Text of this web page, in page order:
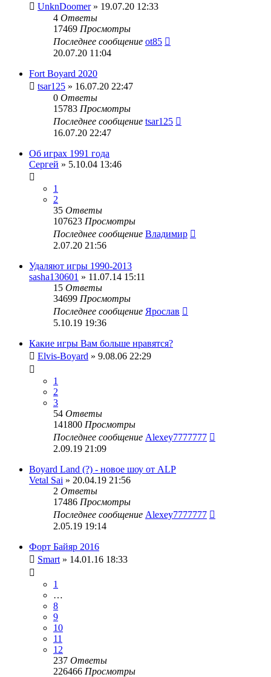
UnknDoomer» 19.07.20 12:33
4 Ответы
17469 Просмотры
Последнее сообщение ot85
20.07.20 11:04
Fort Boyard 2020
tsar125 » 16.07.20 22:47
0 Ответы
15783 Просмотры
Последнее сообщение tsar125
16.07.20 22:47
Об играх 1991 года
Сергей » 5.10.04 13:46
1
2
35 Ответы
107623 Просмотры
Последнее сообщение Владимир
2.07.20 21:56
Удаляют игры 1990-2013
sasha130601 » 11.07.14 15:11
15 Ответы
34699 Просмотры
Последнее сообщение Ярослав
5.10.19 19:36
Какие игры Вам больше нравятся?
Elvis-Boyard » 9.08.06 22:29
1
2
3
54 Ответы
141800 Просмотры
Последнее сообщение Alexey7777777
2.09.19 21:09
Boyard Land (?) - новое шоу от ALP
Vetal Sai » 20.04.19 21:56
2 Ответы
17486 Просмотры
Последнее сообщение Alexey7777777
2.05.19 19:14
Форт Байяр 2016
Smart » 14.01.16 18:33
1
…
8
9
10
11
12
237 Ответы
226466 Просмотры